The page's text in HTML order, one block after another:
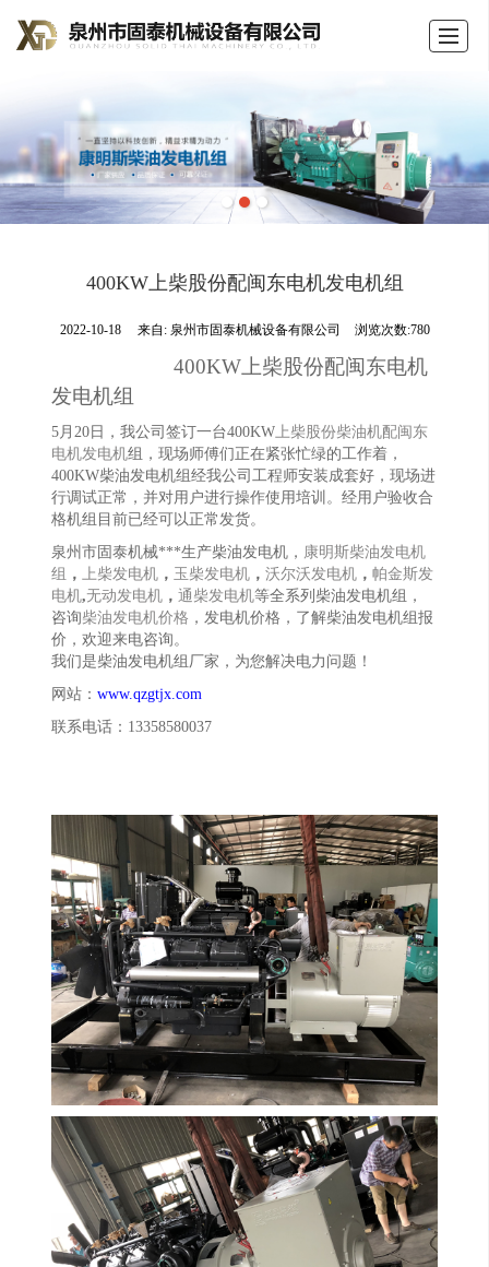
400KW上柴股份配闽东电机发电机组
2022-10-18 来自: 泉州市固泰机械设备有限公司 浏览次数:780
400KW上柴股份配闽东电机
发电机组
5月20日 ，我公司签订一台400KW上柴股份柴油机配闽东
电机发电机组 ，现场师傅们正在紧张忙绿的工作着，
400KW柴油发电机组经我公司工程师安装成套好，现场进
行调试正常，并对用户进行操作使用培训。经用户验收合
格机组目前已经可以正常发货。
泉州市固泰机械***生产柴油发电机， 康明斯柴油发电机
组 ，上柴发电机 ， 玉柴发电机 ，沃尔沃发电机 ，帕金斯发
电机,无动发电机 ，通柴发电机等全系列柴油发电机组，
咨询柴油发电机价格 ，发电机价格，了解柴油发电机组报
价，欢迎来电咨询。
我们是柴油发电机组厂家，为您解决电力问题！
网站：www.qzgtjx.com
联系电话： 13358580037